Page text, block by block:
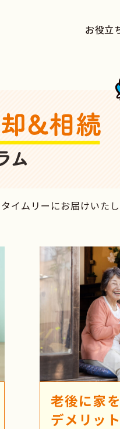
お役立
タイムリーにお届けいたし
老後に家
デメリッ